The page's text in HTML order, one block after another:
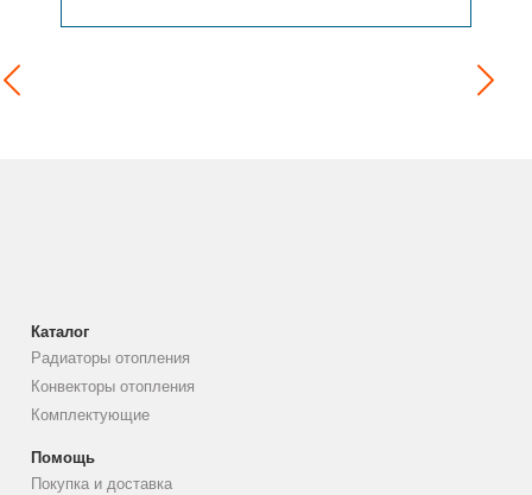
Каталог
Радиаторы отопления
Конвекторы отопления
Комплектующие
Помощь
Покупка и доставка